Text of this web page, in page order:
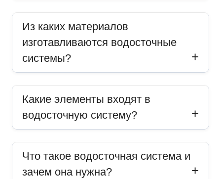
Из каких материалов
изготавливаются водосточные
системы?
Какие элементы входят в
водосточную систему?
Что такое водосточная система и
зачем она нужна?